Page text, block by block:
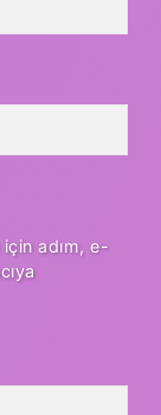
adım, e-